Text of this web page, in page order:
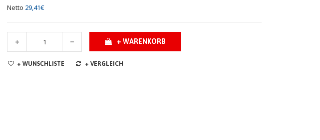
Netto 29,41€
+ WARENKORB
+ WUNSCHLISTE + VERGLEICH